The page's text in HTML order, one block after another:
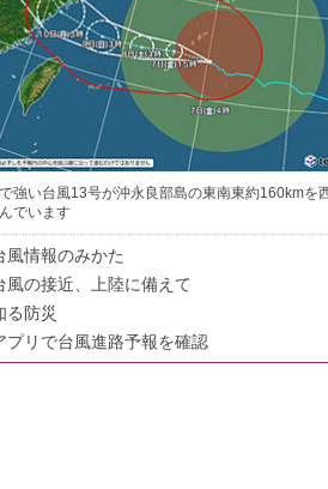
強い台風13号が沖永良部島の東南東約160kmを
でいます
風情報のみかた
風の接近、上陸に備えて
る防災
プリで台風進路予報を確認